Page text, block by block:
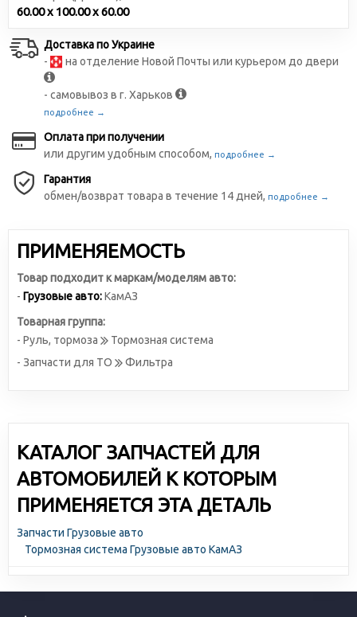
60.00 x 100.00 x 60.00
Доставка по Украине
-
на отделение Новой Почты или курьером до двери
- самовывоз в г. Харьков
подробнее →
Оплата при получении
или другим удобным способом, подробнее →
Гарантия
обмен/возврат товара в течение 14 дней, подробнее →
ПРИМЕНЯЕМОСТЬ
Товар подходит к маркам/моделям авто:
- Грузовые авто:КамАЗ
Товарная группа:
- Руль, тормоза
Тормозная система
- Запчасти для ТО
Фильтра
КАТАЛОГ ЗАПЧАСТЕЙ ДЛЯ
АВТОМОБИЛЕЙ К КОТОРЫМ
ПРИМЕНЯЕТСЯ ЭТА ДЕТАЛЬ
Запчасти Грузовые авто
Тормозная система Грузовые авто КамАЗ